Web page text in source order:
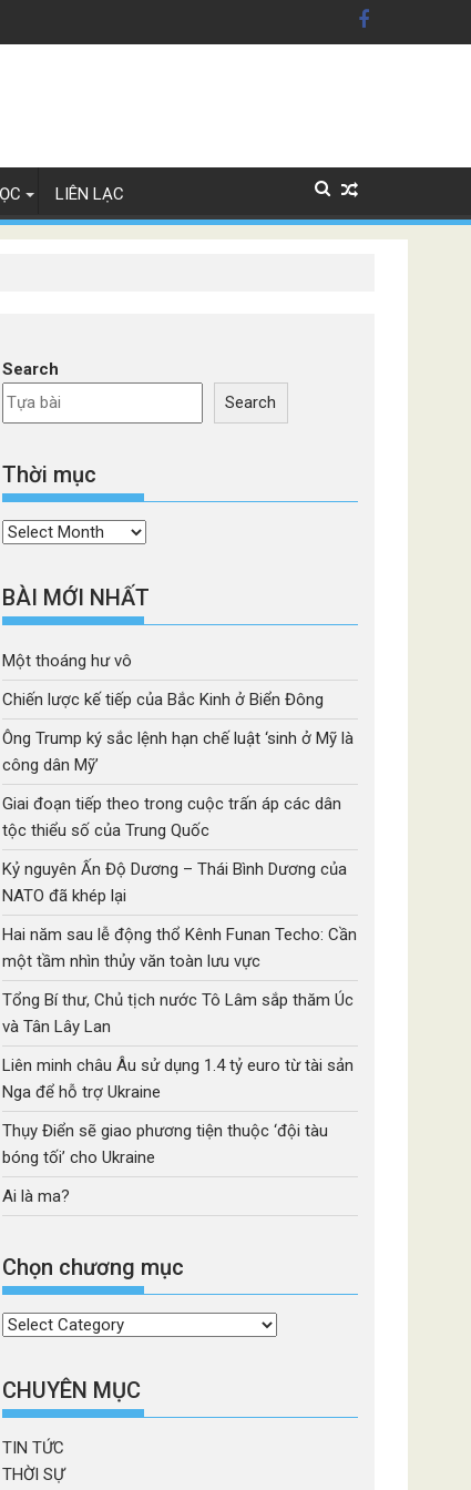
LIÊN LẠC
Search
Search
Thời mục
Thời
BÀI MỚI NHẤT
Một thoáng hư vô
Chiến lược kế tiếp của Bắc Kinh ở Biển Đông
Ông Trump ký sắc lệnh hạn chế luật ‘sinh ở Mỹ là
công dân Mỹ’
Giai đoạn tiếp theo trong cuộc trấn áp các dân
tộc thiểu số của Trung Quốc
Kỷ nguyên Ấn Độ Dương – Thái Bình Dương của
NATO đã khép lại
Hai năm sau lễ động thổ Kênh Funan Techo: Cần
một tầm nhìn thủy văn toàn lưu vực
Tổng Bí thư, Chủ tịch nước Tô Lâm sắp thăm Úc
và Tân Lây Lan
Liên minh châu Âu sử dụng 1.4 tỷ euro từ tài sản
Nga để hỗ trợ Ukraine
Thụy Điển sẽ giao phương tiện thuộc ‘đội tàu
bóng tối’ cho Ukraine
Ai là ma?
Chọn chương mục
Chọn
mục
CHUYÊN MỤC
TIN TỨC
THỜI SỰ